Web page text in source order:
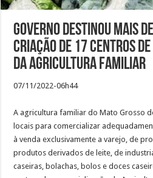
Governo destinou mais
criação de 17 centros
da agricultura familiar
07/11/2022-06h44
A agricultura familiar do Mato Grosso
locais para comercializar
à venda exclusivamente a varejo, de
produtos derivados de leite, de
caseiras, bolachas, bolos e doces